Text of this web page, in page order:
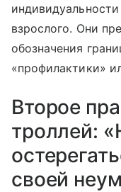
взрослого. Они
обозначения
«профилактики»
Второе
троллей:
своей